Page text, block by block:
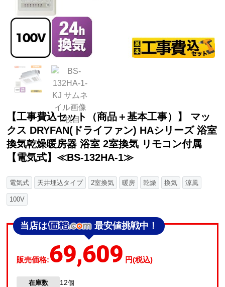
【工事費込セット（商品＋基本工事）】 マッ
クス DRYFAN(ドライファン) HAシリーズ 浴室
換気乾燥暖房器 浴室 2室換気 リモコン付属
【電気式】≪BS-132HA-1≫
電気式 天井埋込タイプ 2室換気 暖房 乾燥 換気 涼風
100V
当店は 最安値挑戦中！
販売価格:69,609 円(税込)
在庫数 12個